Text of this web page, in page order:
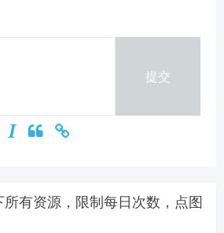
提交
有资源，限制每日次数，点图